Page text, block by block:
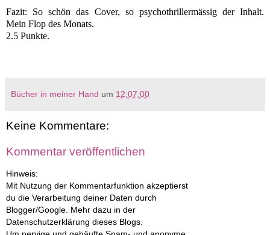
Fazit: So schön das Cover, so psychothrillermässig der Inhalt.
Mein Flop des Monats.
2.5 Punkte.
Bücher in meiner Hand um 12:07:00
Keine Kommentare:
Kommentar veröffentlichen
Hinweis:
Mit Nutzung der Kommentarfunktion akzeptierst
du die Verarbeitung deiner Daten durch
Blogger/Google. Mehr dazu in der
Datenschutzerklärung dieses Blogs.